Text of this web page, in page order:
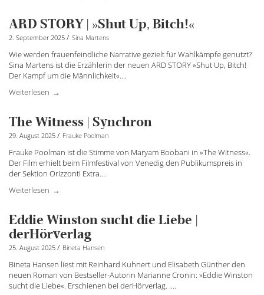
ARD STORY | »Shut Up, Bitch!«
2. September 2025 / Sina Martens
Wie werden frauenfeindliche Narrative gezielt für Wahlkämpfe genutzt?
Sina Martens ist die Erzählerin der neuen ARD STORY »Shut Up, Bitch!
Der Kampf um die Männlichkeit«.
Weiterlesen
...
The Witness | Synchron
29. August 2025 / Frauke Poolman
Frauke Poolman ist die Stimme von Maryam Boobani in »The Witness«.
Der Film erhielt beim Filmfestival von Venedig den Publikumspreis in
der Sektion Orizzonti Extra.
Weiterlesen
...
Eddie Winston sucht die Liebe |
derHörverlag
25. August 2025 / Bineta Hansen
Bineta Hansen liest mit Reinhard Kuhnert und Elisabeth Günther den
neuen Roman von Bestseller-Autorin Marianne Cronin: »Eddie Winston
sucht die Liebe«. Erschienen bei derHörverlag. ....